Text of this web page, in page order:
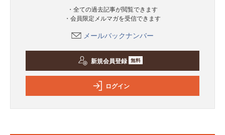
・全ての過去記事が閲覧できます
・会員限定メルマガを受信できます
メールバックナンバー
新規会員登録 無料
ログイン